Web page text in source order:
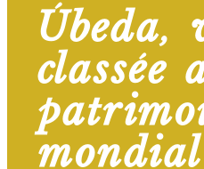
Úbeda,
classée
mondial